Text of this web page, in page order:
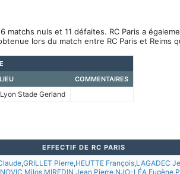
matchs nuls et 11 défaites. RC Paris a
lors du match entre RC Paris et Reims
LIEU COMMENTAIRES
Lyon Stade Gerland
EFFECTIF DE RC PARIS
,GRILLET Pierre,HEUTTE François,LAGADEC
Milos,MIREDIN Jean Pierre,NJO-LÉA Eugène,